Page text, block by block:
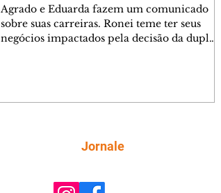
Agrado e Eduarda fazem um comunicado
sobre suas carreiras. Ronei teme ter seus
negócios impactados pela decisão da dupla.
que se mudará de país, e Eduarda se
preocupa com Sol. Palhares desconfia de
Jornale